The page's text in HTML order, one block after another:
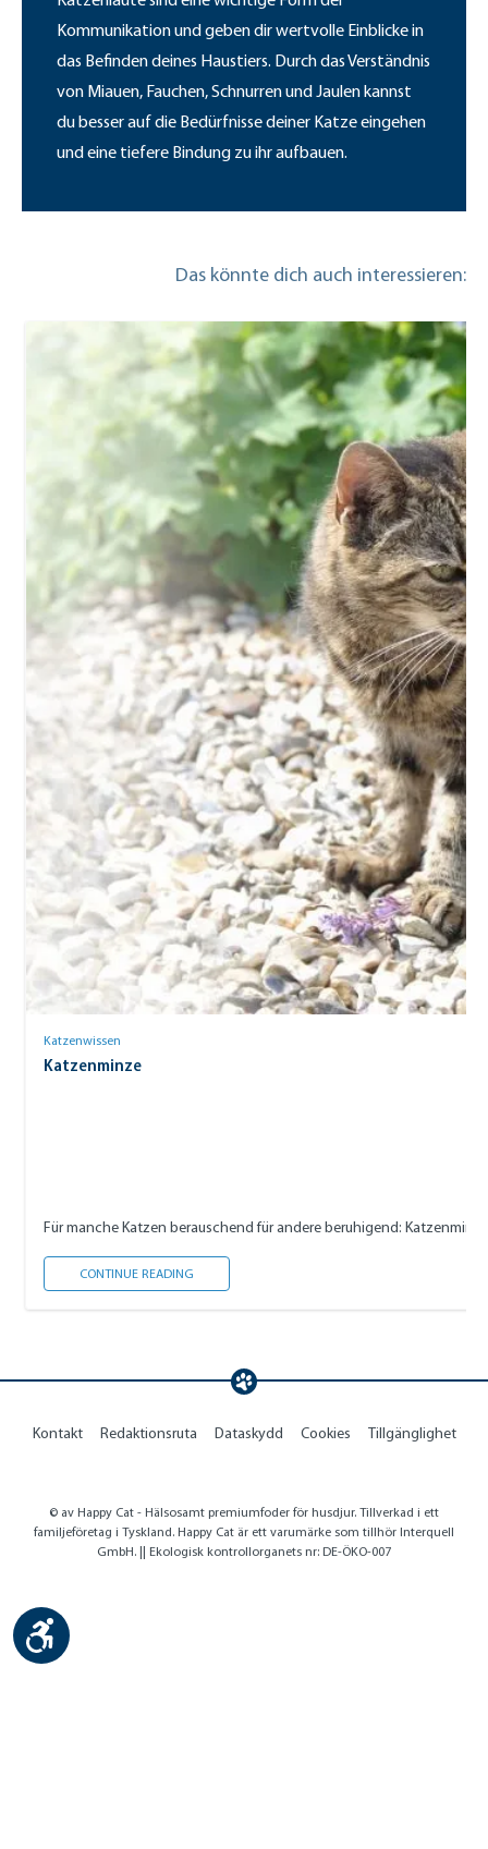
Kommunikation und geben dir wertvolle Einblicke in
das Befinden deines Haustiers. Durch das Verständnis
von Miauen, Fauchen, Schnurren und Jaulen kannst
du besser auf die Bedürfnisse deiner Katze eingehen
und eine tiefere Bindung zu ihr aufbauen.
Das könnte dich auch interessieren:
Katzenwissen
Katzenminze
Für manche Katzen berauschend für andere beruhigend:
CONTINUE READING
Kontakt Redaktionsruta Dataskydd Cookies Tillgänglighet
© av Happy Cat - Hälsosamt premiumfoder för husdjur. Tillverkad i ett
familjeföretag i Tyskland. Happy Cat är ett varumärke som tillhör Interquell
GmbH. || Ekologisk kontrollorganets nr: DE-ÖKO-007
Show toolbar